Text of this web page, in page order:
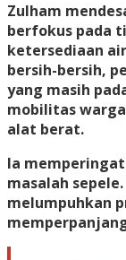
Zulham
berfokus pada
ketersediaan
bersih-bersih,
yang masih
mobilitas
alat berat.
Ia
masalah
melumpuhkan